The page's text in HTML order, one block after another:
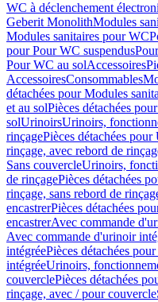
WC à déclenchement
Geberit MonolithModules
Modules sanitaires pour WC
pour Pour WC suspendus
Pour WC au solAccessoires
AccessoiresConsommables
détachées pour Modules
et au solPièces détachées
solUrinoirsUrinoirs,
rinçagePièces détachées
rinçage, avec rebord de
Sans couvercleUrinoirs,
de rinçagePièces détachées
rinçage, sans rebord de
encastrerPièces détachées
encastrerAvec commande
Avec commande d'urinoir
intégréePièces détachées
intégréeUrinoirs,
couverclePièces détachées
rinçage, avec / pour couvercle